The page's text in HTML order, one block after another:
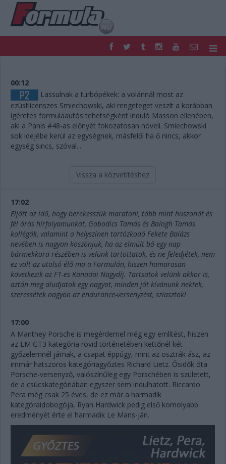
FORMULA
NEMZETKÖZI
HAZAI
RETRO
EGYÉB
PODCAST
SHOP
LIVE
TIPPJÁTÉK
DIGITÁLIS MAGAZIN
00:12
Lassulnak a turbópékek: a volánnál most az
ezüstlicenszes Smiechowski, aki rengeteget veszít a korábban
ígéretes formulaautós tehetségként induló Masson ellenében,
aki a Panis #48-as előnyét fokozatosan növeli. Smiechowski
sok idejébe kerül az egységnek, másfelől ha ő nincs, akkor
egység sincs, szóval...
Vissza a közvetítéshez
17:02
Eljött az idő, hogy berekesszük maratoni, több mint huszonöt és
fél órás hírfolyamunkat, Gobodics Tamás és Balogh Tamás
kollégák, valamint a helyszínen tartózkodó Fekete Balázs
nevében is nagyon köszönjük, ha az elmúlt bő egy nap
bármekkora részében is velünk tartottatok, és ne feledjétek, nem
ez volt az utolsó élő ma a Formulán, hiszen hamarosan
következik az F1-es Kanadai Nagydíj. Tartsatok velünk akkor is,
aztán meg aludjatok egy nagyot, minden jót kívánunk nektek,
szeressétek nagyon az endurance-versenyzést, sziasztok!
17:00
A Manthey Porsche is megérdemel még egy említést, hiszen
az LM GT3 kategória rövid történetében kettőnél két
győzelemnél járnak, a csapat éppúgy, mint az osztrák ász, az
immár hatszoros kategóriagyőztes Richard Lietz. Ősidők óta
Porsche-versenyző, valószínűleg egy Porschében is született,
de a csúcskategóriában egyszer sem indulhatott. Riccardo
Pera még csak 25 éves, de ez már a harmadik
kategóraidobogója, Ryan Hardwick pedig első komolyabb
eredményét érte el harmadik Le Mans-ján.